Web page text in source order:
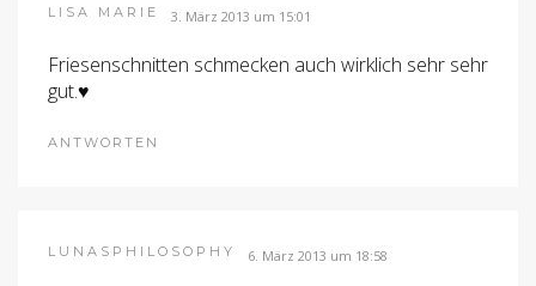
LISA MARIE 3. März 2013 um 15:01
Friesenschnitten schmecken auch wirklich sehr sehr
gut.♥
ANTWORTEN
LUNASPHILOSOPHY 6. März 2013 um 18:58